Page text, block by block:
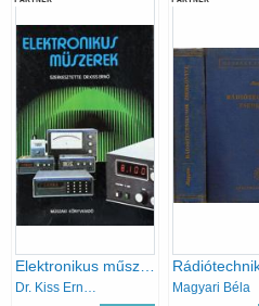
Elektronikus műszerek
Dr. Kiss Ernő (szerk.) Magyari Béla